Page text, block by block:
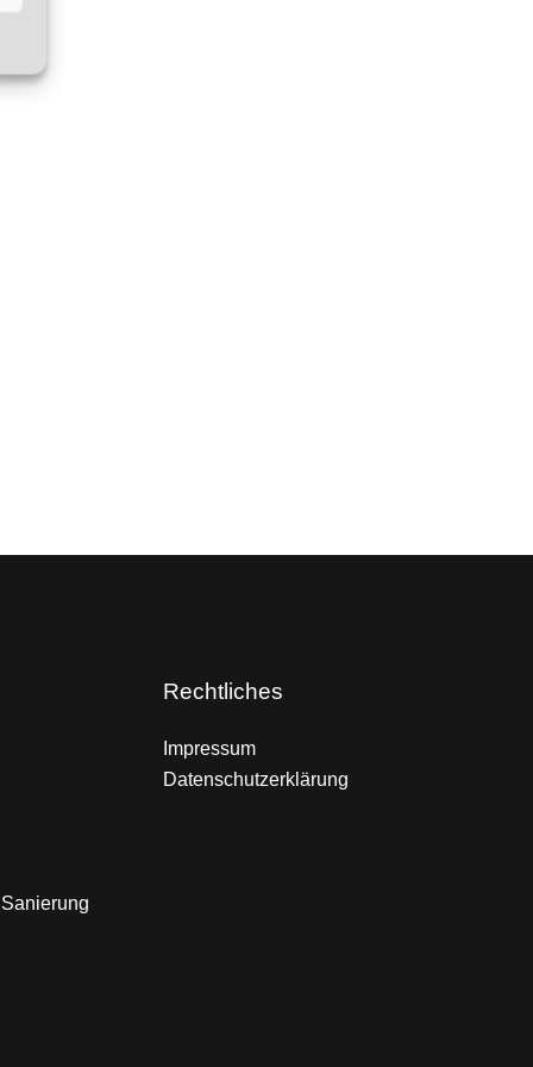
Rechtliches
Impressum
Datenschutzerklärung